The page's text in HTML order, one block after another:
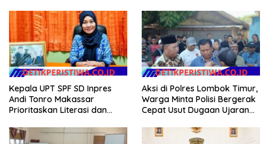
Dongkrak Kesejahteraan
Warga
Kepala UPT SPF SD Inpres
Andi Tonro Makassar
Prioritaskan Literasi dan
Sekolah
Aksi di Polres Lombok Timur,
Warga Minta Polisi Bergerak
Cepat Usut Dugaan Ujaran